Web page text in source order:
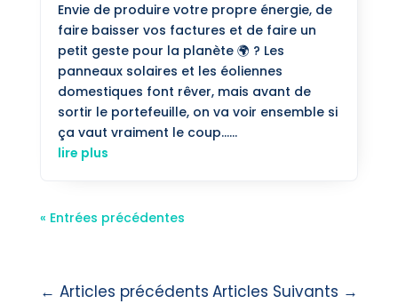
Envie de produire votre propre énergie, de
faire baisser vos factures et de faire un
petit geste pour la planète 🌍 ? Les
panneaux solaires et les éoliennes
domestiques font rêver, mais avant de
sortir le portefeuille, on va voir ensemble si
ça vaut vraiment le coup…...
lire plus
« Entrées précédentes
← Articles précédents Articles Suivants →